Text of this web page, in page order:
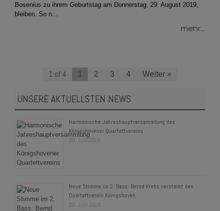
Bosenius zu ihrem Geburtstag am Donnerstag, 29. August 2019,
bleiben. So n...
mehr...
1 of 4 1 2 3 4 Weiter »
UNSERE AKTUELLSTEN NEWS
Harmonische Jahreshauptversammlung des
Königshovener Quartettvereins
20. Juni 2026
Neue Stimme im 2. Bass: Bernd Krebs verstärkt den
Quartettverein Königshoven
20. Juni 2026